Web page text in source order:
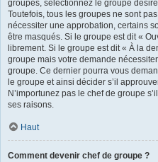
groupes, sélectionnez le groupe
Toutefois, tous les groupes ne sont
nécessiter une approbation, certains
être masqués. Si le groupe est dit «
librement. Si le groupe est dit « À la
groupe mais votre demande
groupe. Ce dernier pourra vous
le groupe et ainsi décider s’il
N’importunez pas le chef de groupe
ses raisons.
Haut
Comment devenir chef de groupe ?